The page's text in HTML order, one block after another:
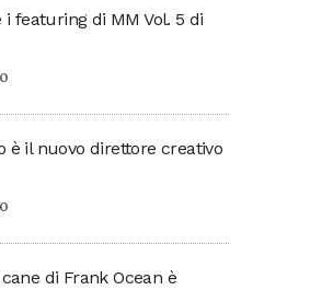
featuring di MM Vol. 5 di
è il nuovo direttore creativo
di Frank Ocean è